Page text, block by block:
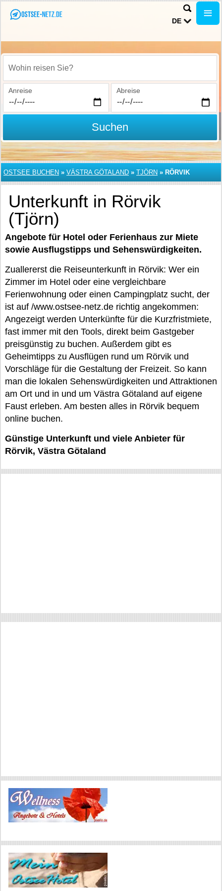
DE
Wohin reisen Sie?
Anreise Abreise
Suchen
OSTSEE BUCHEN » VÄSTRA GÖTALAND » TJÖRN » RÖRVIK
Unterkunft in Rörvik
(Tjörn)
Angebote für Hotel oder Ferienhaus zur Miete
sowie Ausflugstipps und Sehenswürdigkeiten.
Zuallererst die Reiseunterkunft in Rörvik: Wer ein
Zimmer im Hotel oder eine vergleichbare
Ferienwohnung oder einen Campingplatz sucht, der
ist auf /www.ostsee-netz.de richtig angekommen:
Angezeigt werden Unterkünfte für die Kurzfristmiete,
fast immer mit den Tools, direkt beim Gastgeber
preisgünstig zu buchen. Außerdem gibt es
Geheimtipps zu Ausflügen rund um Rörvik und
Vorschläge für die Gestaltung der Freizeit. So kann
man die lokalen Sehenswürdigkeiten und Attraktionen
am Ort und in und um Västra Götaland auf eigene
Faust erleben. Am besten alles in Rörvik bequem
online buchen.
Günstige Unterkunft und viele Anbieter für
Rörvik, Västra Götaland